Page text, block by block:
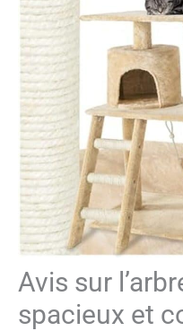
Avis sur
spacieux et